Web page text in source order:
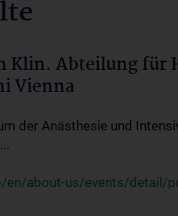
Klin. Abteilung
Vienna
der Anästhesie und
about-us/events/detail/